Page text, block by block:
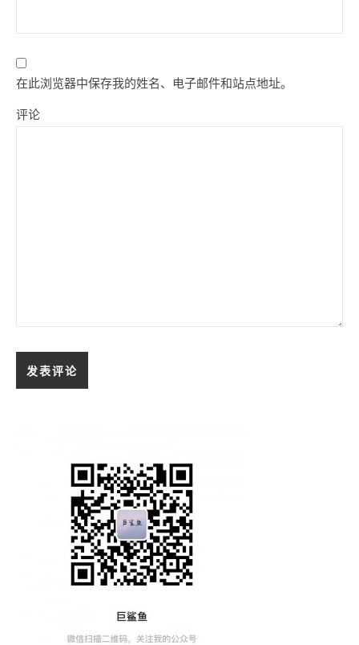
在此浏览器中保存我的姓名、电子邮件和站点地址。
评论